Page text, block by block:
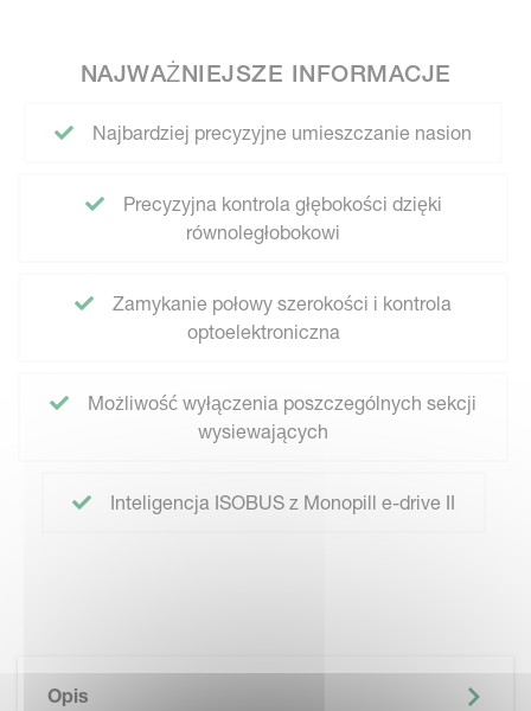
NAJWAŻNIEJSZE INFORMACJE
Najbardziej precyzyjne umieszczanie nasion
Precyzyjna kontrola głębokości dzięki
równoległobokowi
Zamykanie połowy szerokości i kontrola
optoelektroniczna
Możliwość wyłączenia poszczególnych sekcji
wysiewających
Inteligencja ISOBUS z Monopill e-drive II
Opis